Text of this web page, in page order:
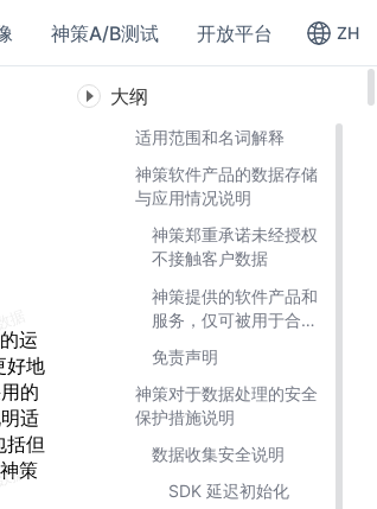
神策A/B测试 开放平台 ZH
运
好地
的
适
括但
策
大纲
适用范围和名词解释
神策软件产品的数据存储
与应用情况说明
神策郑重承诺未经授权
不接触客户数据
神策提供的软件产品和
服务，仅可被用于合法
免责声明
神策对于数据处理的安全
保护措施说明
数据收集安全说明
SDK 延迟初始化